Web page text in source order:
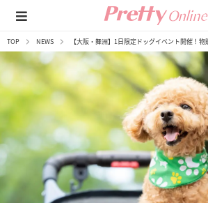
TOP NEWS 【大阪・舞洲】1日限定ドッグイベント開催！